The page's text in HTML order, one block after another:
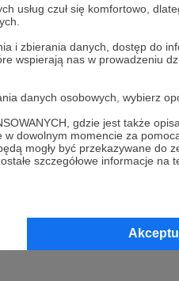
usług czuł się komfortowo,
i zbierania danych, dostęp do
wspierają nas w prowadzeniu
danych osobowych, wybierz
gdzie jest także
dowolnym momencie za
mogły być przekazywane do
szczegółowe informacje na
Patronów!
AutoraPower Walkjuż teraz!